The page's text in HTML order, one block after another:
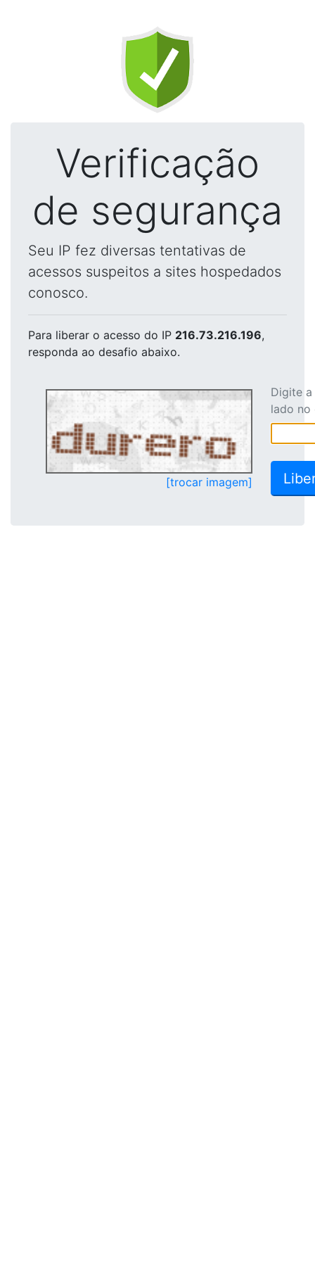
Verificação
de segurança
Seu IP fez diversas tentativas de
acessos suspeitos a sites hospedados
conosco.
Para liberar o acesso do IP 216.73.216.196,
responda ao desafio abaixo.
[trocar imagem]
Digite
lado no